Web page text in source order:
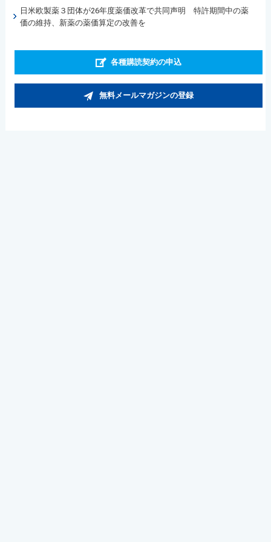
日米欧製薬３団体が26年度薬価改革で共同声明 特許期間中の薬
価の維持、新薬の薬価算定の改善を
各種購読契約の申込
無料メールマガジンの登録